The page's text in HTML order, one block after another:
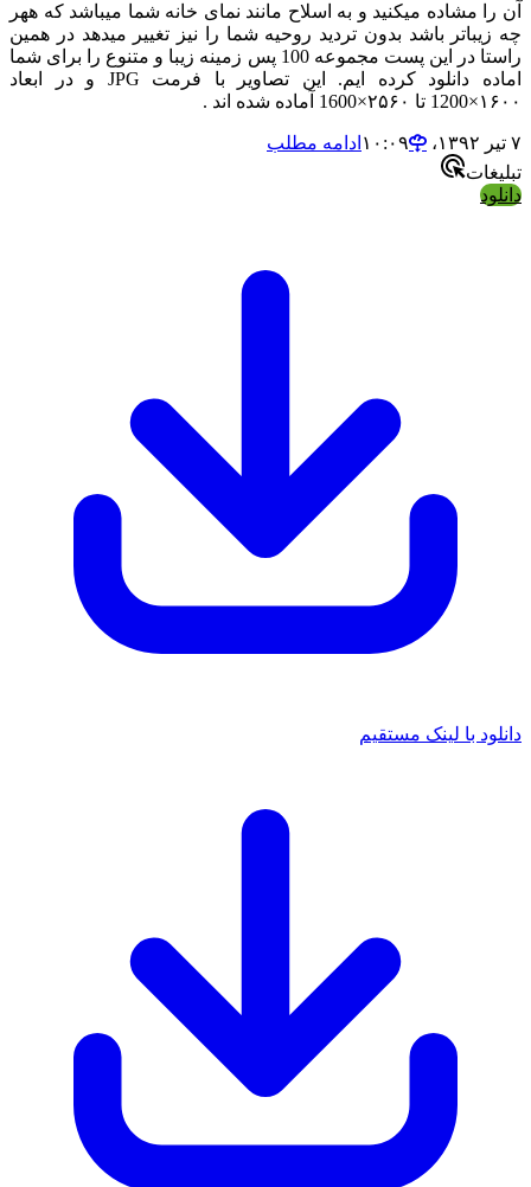
آن را مشاده میکنید و به اسلاح مانند نمای خانه شما میباشد که ههر
چه زیباتر باشد بدون تردید روحیه شما را نیز تغییر میدهد در همین
راستا در این پست مجموعه 100 پس زمینه زیبا و متنوع را برای شما
اماده دانلود کرده ایم. این تصاویر با فرمت JPG و در ابعاد
۱۶۰۰×1200 تا ۲۵۶۰×1600 آماده شده اند .
۷ تیر ۱۳۹۲،‏ ۱۰:۰۹
ادامه مطلب
تبلیغات
دانلود
دانلود با لینک مستقیم